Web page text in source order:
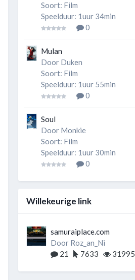
Soort: Film
Speelduur: 1uur 34min
0
Mulan
Door Duken
Soort: Film
Speelduur: 1uur 55min
0
Soul
Door Monkie
Soort: Film
Speelduur: 1uur 30min
0
Willekeurige link
samuraiplace.com
Door Roz_an_Ni
21
7633 31995